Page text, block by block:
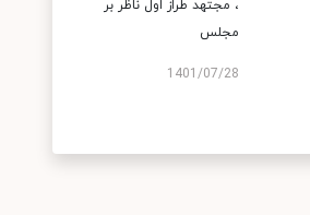
، مجتهد طراز اول ناظر بر
مجلس
1401/07/28